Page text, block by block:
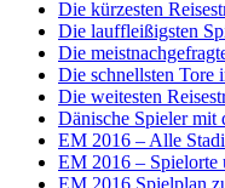
Die kürzesten
Die lauffleißigsten
Die
Die schnellsten Tore
Die weitesten
Dänische Spieler mit
EM 2016 – Alle
EM 2016 – Spielorte
EM 2016 Spielplan